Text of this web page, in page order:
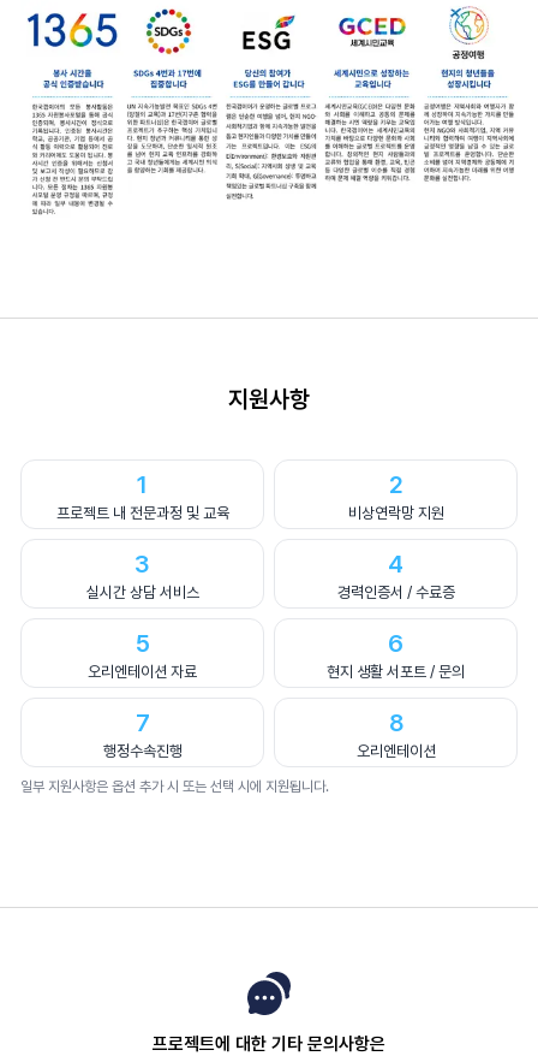
지원사항
1
프로젝트 내 전문과정 및 교육
2
비상연락망 지원
3
실시간 상담 서비스
4
경력인증서 / 수료증
5
오리엔테이션 자료
6
현지 생활 서포트 / 문의
7
행정수속진행
8
오리엔테이션
일부 지원사항은 옵션 추가 시 또는 선택 시에 지원됩니다.
프로젝트에 대한 기타 문의사항은